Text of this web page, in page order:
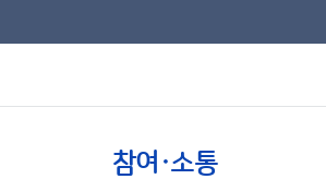
참여·소통